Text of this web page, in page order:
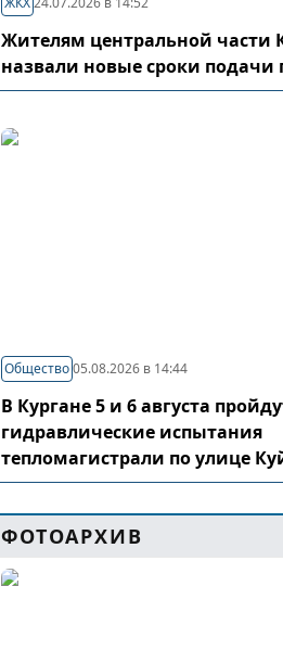
Жителям центральной части
назвали новые сроки подачи
Общество05.08.2026 в 14:44
В Кургане 5 и 6 августа
гидравлические испытания
тепломагистрали по улице
ФОТОАРХИВ